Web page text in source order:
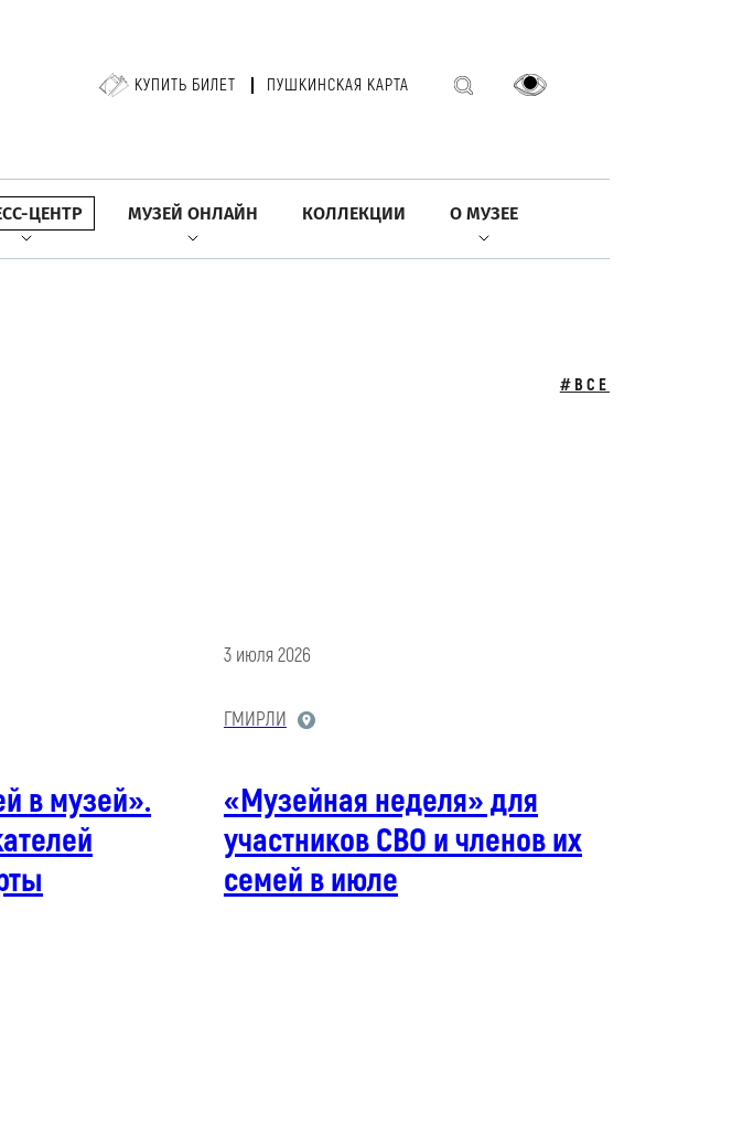
КУПИТЬ БИЛЕТ ПУШКИНСКАЯ КАРТА
ЦЕНТР МУЗЕЙ ОНЛАЙН КОЛЛЕКЦИИ О МУЗЕЕ
#ВСЕ
в музей».
3 июля 2026
ГМИРЛИ
«Музейная неделя» для
участников СВО и членов их
семей в июле